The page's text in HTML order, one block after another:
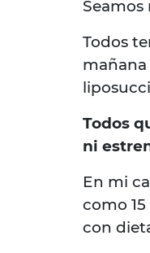
Seamos
Todos
Todos
ni
En mi
como
con